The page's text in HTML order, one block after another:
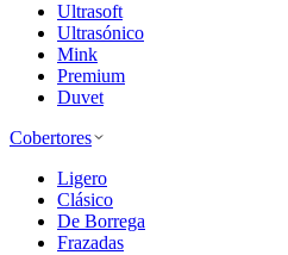
Ultrasoft
Ultrasónico
Mink
Premium
Duvet
Cobertores
Ligero
Clásico
De Borrega
Frazadas